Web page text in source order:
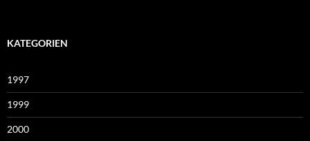
KATEGORIEN
1997
1999
2000